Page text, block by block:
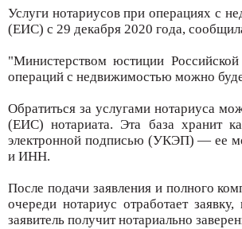
Услуги нотариусов при операциях с
(ЕИС) с 29 декабря 2020 года,
"Министерством юстиции
операций с недвижимостью можно
Обратиться за услугами нотариуса
(ЕИС) нотариата. Эта база хранит
электронной подписью (УКЭП) — ее
и ИНН.
После подачи заявления и полного
очереди нотариус отработает
заявитель получит нотариально